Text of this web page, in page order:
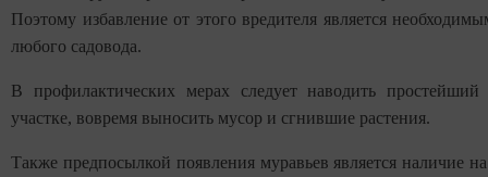
Поэтому избавление от этого вредителя является
любого садовода.
В профилактических мерах следует наводить
участке, вовремя выносить мусор и сгнившие растения.
Также предпосылкой появления муравьев является наличие